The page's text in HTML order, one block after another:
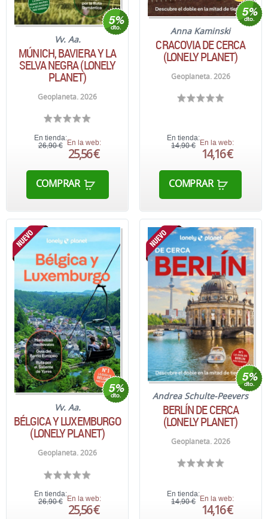
Vv. Aa.
MÚNICH, BAVIERA Y LA
SELVA NEGRA (LONELY
PLANET)
Geoplaneta. 2026
En tienda:
26,90 € En la web:
25,56 €
COMPRAR
Anna Kaminski
CRACOVIA DE CERCA
(LONELY PLANET)
Geoplaneta. 2026
En tienda:
14,90 € En la web:
14,16 €
COMPRAR
Vv. Aa.
BÉLGICA Y LUXEMBURGO
(LONELY PLANET)
Geoplaneta. 2026
En tienda:
26,90 € En la web:
25,56 €
Andrea Schulte-Peevers
BERLÍN DE CERCA
(LONELY PLANET)
Geoplaneta. 2026
En tienda:
14,90 €
En la web:
14,16 €